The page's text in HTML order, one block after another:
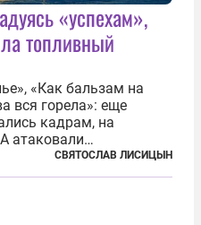
«успехам»,
топливный
«Как бальзам на
вся горела»: еще
кадрам, на
атаковали
России. В
что в «эту игру можно
СВЯТОСЛАВ ЛИСИЦЫН